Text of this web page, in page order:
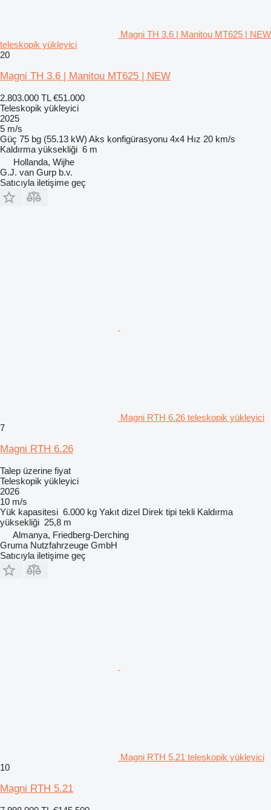
Magni TH 3.6 | Manitou MT625 | NEW
teleskopik yükleyici
20
Magni TH 3.6 | Manitou MT625 | NEW
2.803.000 TL €51.000
Teleskopik yükleyici
2025
5 m/s
Güç 75 bg (55.13 kW) Aks konfigürasyonu 4x4 Hız 20 km/s
Kaldırma yüksekliği 6 m
Hollanda, Wijhe
G.J. van Gurp b.v.
Satıcıyla iletişime geç
Magni RTH 6.26 teleskopik yükleyici
7
Magni RTH 6.26
Talep üzerine fiyat
Teleskopik yükleyici
2026
10 m/s
Yük kapasitesi 6.000 kg Yakıt dizel Direk tipi tekli Kaldırma
yüksekliği 25,8 m
Almanya, Friedberg-Derching
Gruma Nutzfahrzeuge GmbH
Satıcıyla iletişime geç
Magni RTH 5.21 teleskopik yükleyici
10
Magni RTH 5.21